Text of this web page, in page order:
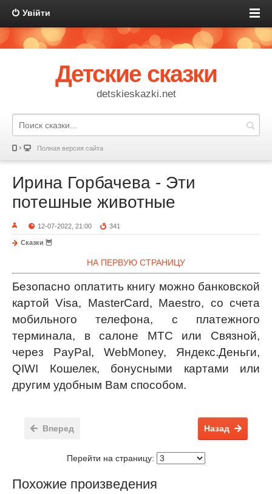
Увійти
Детские сказки
detskieskazki.net
Полная версия сайта
Ирина Горбачева - Эти
потешные животные
12-07-2022, 21:00 341
Сказки 🦉
НА ПЕРВУЮ СТРАНИЦУ
Безопасно оплатить книгу можно банковской
картой Visa, MasterCard, Maestro, со счета
мобильного телефона, с платежного
терминала, в салоне МТС или Связной,
через PayPal, WebMoney, Яндекс.Деньги,
QIWI Кошелек, бонусными картами или
другим удобным Вам способом.
Назад
Вперед
Перейти на страницу:
Похожие произведения